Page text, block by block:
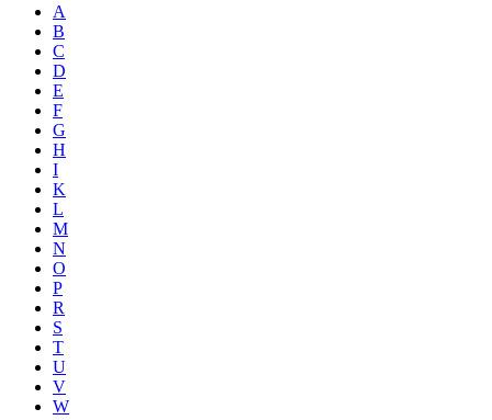
A
B
C
D
E
F
G
H
I
K
L
M
N
O
P
R
S
T
U
V
W